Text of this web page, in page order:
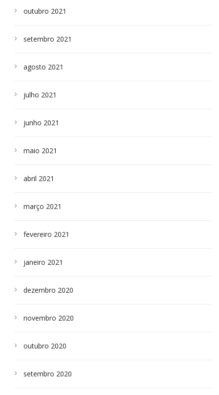
outubro 2021
setembro 2021
agosto 2021
julho 2021
junho 2021
maio 2021
abril 2021
março 2021
fevereiro 2021
janeiro 2021
dezembro 2020
novembro 2020
outubro 2020
setembro 2020